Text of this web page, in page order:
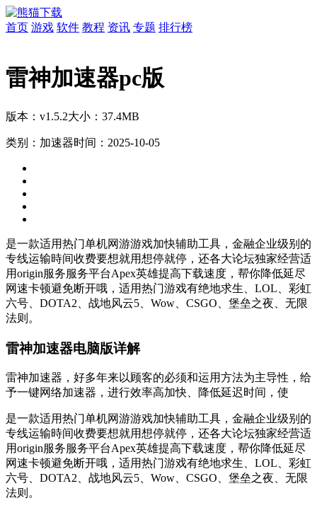
首页 游戏 软件 教程 资讯 专题 排行榜
雷神加速器pc版
版本：v1.5.2大小：37.4MB
类别：加速器时间：2025-10-05
是一款适用热门单机网游游戏加快辅助工具，金融企业级别的
专线运输時间收费要想就用想停就停，还各大论坛独家经营适
用origin服务服务平台Apex英雄提高下载速度，帮你降低延尽
网速卡顿避免断开哦，适用热门游戏有绝地求生、LOL、彩虹
六号、DOTA2、战地风云5、Wow、CSGO、堡垒之夜、无限
法则。
雷神加速器电脑版详解
雷神加速器，好多年来以顾客的必须和运用方法为主导性，给
予一键网络加速器，进行效率高加快、降低延迟时间，使
是一款适用热门单机网游游戏加快辅助工具，金融企业级别的
专线运输時间收费要想就用想停就停，还各大论坛独家经营适
用origin服务服务平台Apex英雄提高下载速度，帮你降低延尽
网速卡顿避免断开哦，适用热门游戏有绝地求生、LOL、彩虹
六号、DOTA2、战地风云5、Wow、CSGO、堡垒之夜、无限
法则。